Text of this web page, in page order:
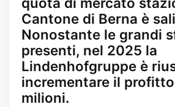
Cantone di Berna è
Nonostante le grandi
presenti, nel 2025 la
Lindenhofgruppe è
incrementare il profitto
milioni.